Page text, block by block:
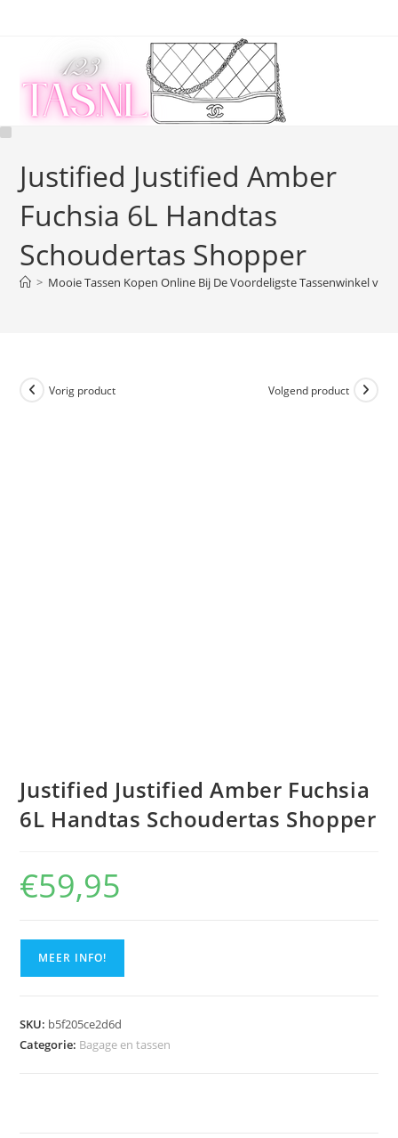
Justified Justified Amber
Fuchsia 6L Handtas
Schoudertas Shopper
> Mooie Tassen Kopen Online Bij De Voordeligste Tassenwinkel van
Vorig product Volgend product
Justified Justified Amber Fuchsia
6L Handtas Schoudertas Shopper
€59,95
MEER INFO!
SKU: b5f205ce2d6d
Categorie: Bagage en tassen